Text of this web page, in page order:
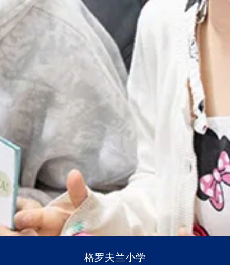
格罗夫兰小学